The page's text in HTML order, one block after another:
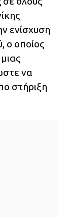
ενίσχυση
ο οποίος
να
στήριξη